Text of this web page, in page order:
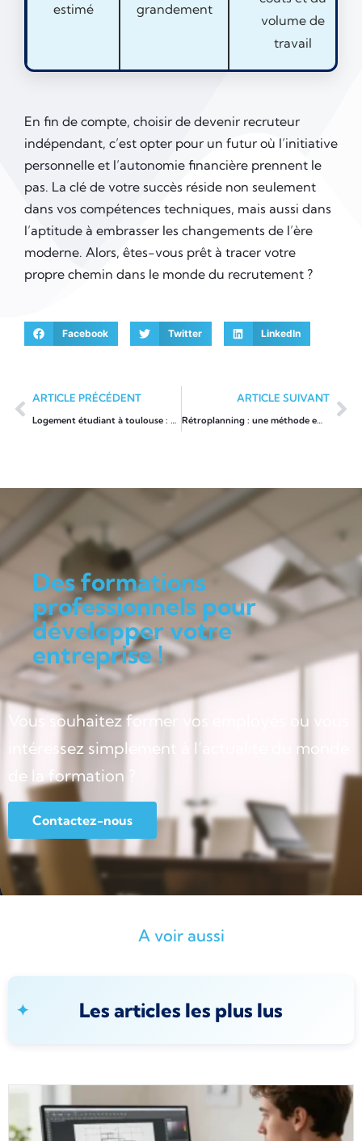
estimé grandement
volume de
travail
En fin de compte, choisir de devenir recruteur
indépendant, c’est opter pour un futur où l’initiative
personnelle et l’autonomie financière prennent le
pas. La clé de votre succès réside non seulement
dans vos compétences techniques, mais aussi dans
l’aptitude à embrasser les changements de l’ère
moderne. Alors, êtes-vous prêt à tracer votre
propre chemin dans le monde du recrutement ?
Facebook Twitter LinkedIn
ARTICLE PRÉCÉDENT
Logement étudiant à toulouse : dénichez un studio abordable en 2025
ARTICLE SUIVANT
Rétroplanning : une méthode efficace pour optimiser vos projets
Des formations
professionnels pour
développer votre
entreprise !
Vous souhaitez former vos employés ou vous
intéressez simplement à l’actualité du monde
de la formation ?
Contactez-nous
A voir aussi
Les articles les plus lus